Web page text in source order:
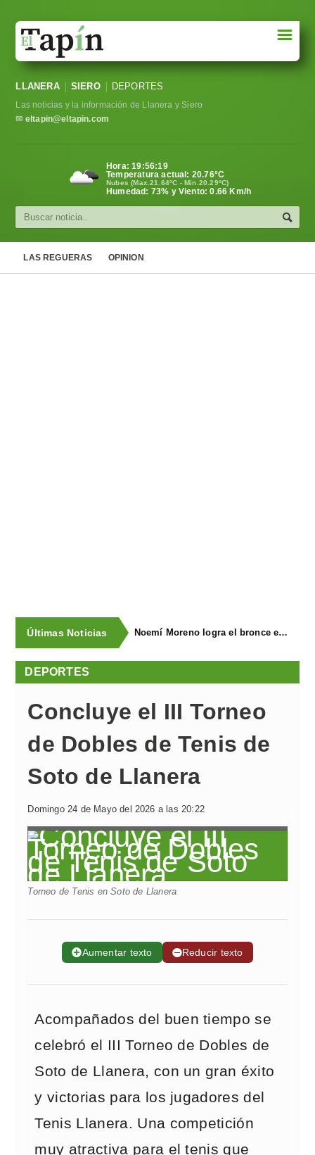
Sociedad
Política
Cultura
☰
LLANERA SIERO DEPORTES
Las noticias y la información de Llanera y Siero
✉ eltapin@eltapin.com
Hora:19:56:20
Temperatura actual: 20.76°C
Nubes (Max.21.64ºC - Min.20.29ºC)
Humedad: 73% y Viento: 0.66 Km/h
LAS REGUERAS OPINION
Últimas Noticias Noemí Moreno logra el bronce en el XXX Biatlón Ciudad de Gijón
DEPORTES
Concluye el III Torneo
de Dobles de Tenis de
Soto de Llanera
Domingo 24 de Mayo del 2026 a las 20:22
Torneo de Tenis en Soto de Llanera
➕Aumentar texto ➖Reducir texto
Acompañados del buen tiempo se
celebró el III Torneo de Dobles de
Soto de Llanera, con un gran éxito
y victorias para los jugadores del
Tenis Llanera. Una competición
muy atractiva para el tenis que